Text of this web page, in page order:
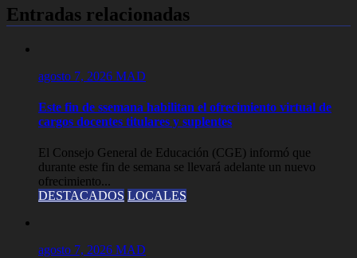
Entradas relacionadas
agosto 7, 2026 MAD
Este fin de ssemana habilitan el ofrecimiento virtual de
cargos docentes titulares y suplentes
El Consejo General de Educación (CGE) informó que
durante este fin de semana se llevará adelante un nuevo
ofrecimiento...
DESTACADOS LOCALES
agosto 7, 2026 MAD